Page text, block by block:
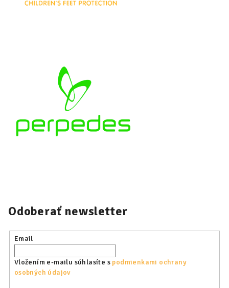
Odoberať newsletter
Email
Vložením e-mailu súhlasíte s podmienkami ochrany
osobných údajov